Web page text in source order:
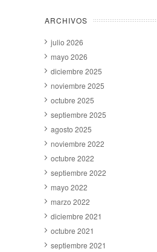
ARCHIVOS
julio 2026
mayo 2026
diciembre 2025
noviembre 2025
octubre 2025
septiembre 2025
agosto 2025
noviembre 2022
octubre 2022
septiembre 2022
mayo 2022
marzo 2022
diciembre 2021
octubre 2021
septiembre 2021